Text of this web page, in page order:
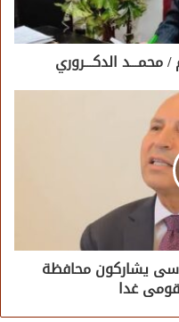
محمـــد الدكـــروري
يشاركون محافظة
غدا